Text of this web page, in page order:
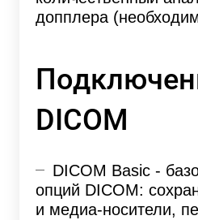
допплера
DICOM
DICOM Basic -
опций DICOM:
и медиа-носители,